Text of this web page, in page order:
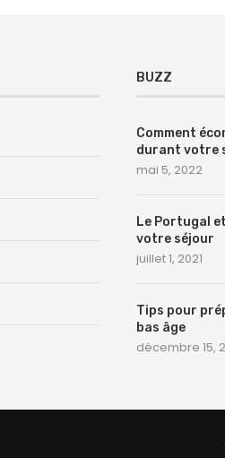
BUZZ
Comment
durant votre
mai 5, 2022
Le Portugal
votre séjour
juillet 1, 2021
Tips pour
bas âge
décembre 15,